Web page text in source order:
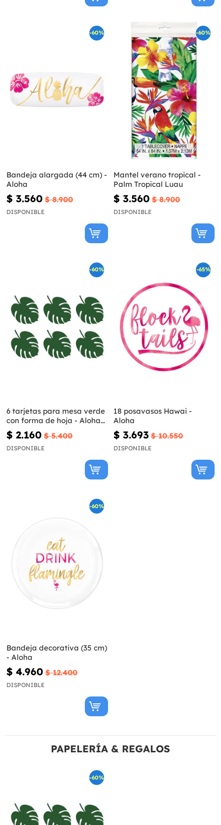
-60%
Bandeja alargada (44 cm) -
Aloha
$ 3.560 $ 8.900
DISPONIBLE
-60%
Mantel verano tropical -
Palm Tropical Luau
$ 3.560 $ 8.900
DISPONIBLE
-60%
6 tarjetas para mesa verde
con forma de hoja - Aloha
Turquoise
$ 2.160 $ 5.400
DISPONIBLE
-65%
18 posavasos Hawai -
Aloha
$ 3.693 $ 10.550
DISPONIBLE
-60%
Bandeja decorativa (35 cm)
- Aloha
$ 4.960 $ 12.400
DISPONIBLE
PAPELERÍA & REGALOS
-60%